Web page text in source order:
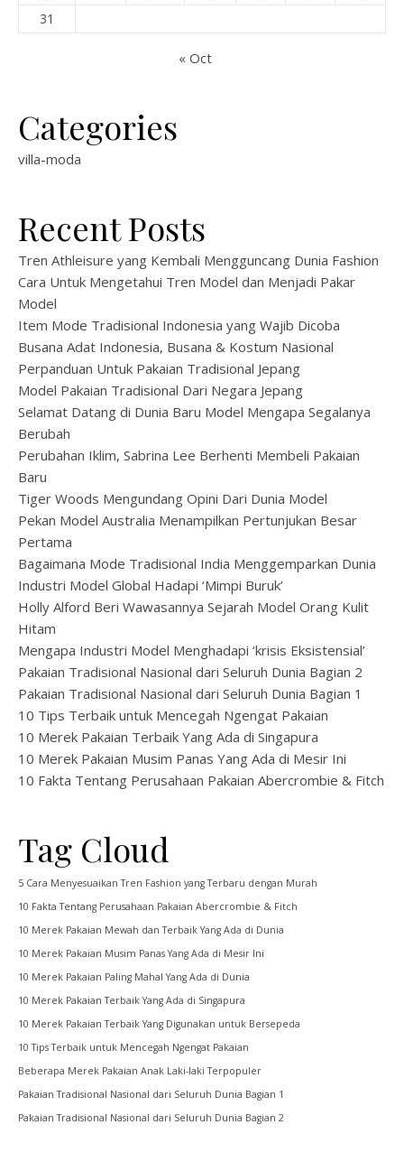
31
« Oct
Categories
villa-moda
Recent Posts
Tren Athleisure yang Kembali Mengguncang Dunia Fashion
Cara Untuk Mengetahui Tren Model dan Menjadi Pakar
Model
Item Mode Tradisional Indonesia yang Wajib Dicoba
Busana Adat Indonesia, Busana & Kostum Nasional
Perpanduan Untuk Pakaian Tradisional Jepang
Model Pakaian Tradisional Dari Negara Jepang
Selamat Datang di Dunia Baru Model Mengapa Segalanya
Berubah
Perubahan Iklim, Sabrina Lee Berhenti Membeli Pakaian
Baru
Tiger Woods Mengundang Opini Dari Dunia Model
Pekan Model Australia Menampilkan Pertunjukan Besar
Pertama
Bagaimana Mode Tradisional India Menggemparkan Dunia
Industri Model Global Hadapi ‘Mimpi Buruk’
Holly Alford Beri Wawasannya Sejarah Model Orang Kulit
Hitam
Mengapa Industri Model Menghadapi ‘krisis Eksistensial’
Pakaian Tradisional Nasional dari Seluruh Dunia Bagian 2
Pakaian Tradisional Nasional dari Seluruh Dunia Bagian 1
10 Tips Terbaik untuk Mencegah Ngengat Pakaian
10 Merek Pakaian Terbaik Yang Ada di Singapura
10 Merek Pakaian Musim Panas Yang Ada di Mesir Ini
10 Fakta Tentang Perusahaan Pakaian Abercrombie & Fitch
Tag Cloud
5 Cara Menyesuaikan Tren Fashion yang Terbaru dengan Murah
10 Fakta Tentang Perusahaan Pakaian Abercrombie & Fitch
10 Merek Pakaian Mewah dan Terbaik Yang Ada di Dunia
10 Merek Pakaian Musim Panas Yang Ada di Mesir Ini
10 Merek Pakaian Paling Mahal Yang Ada di Dunia
10 Merek Pakaian Terbaik Yang Ada di Singapura
10 Merek Pakaian Terbaik Yang Digunakan untuk Bersepeda
10 Tips Terbaik untuk Mencegah Ngengat Pakaian
Beberapa Merek Pakaian Anak Laki-laki Terpopuler
Pakaian Tradisional Nasional dari Seluruh Dunia Bagian 1
Pakaian Tradisional Nasional dari Seluruh Dunia Bagian 2